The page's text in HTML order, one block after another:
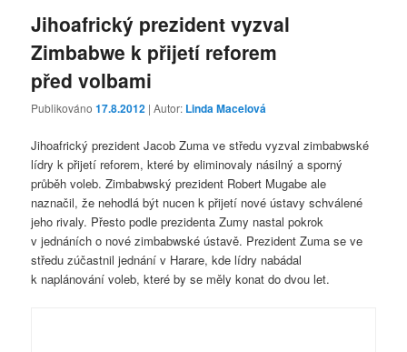
Jihoafrický prezident vyzval
Zimbabwe k přijetí reforem
před volbami
Publikováno17.8.2012 | Autor: Linda Macelová
Jihoafrický prezident Jacob Zuma ve středu vyzval zimbabwské
lídry k přijetí reforem, které by eliminovaly násilný a sporný
průběh voleb. Zimbabwský prezident Robert Mugabe ale
naznačil, že nehodlá být nucen k přijetí nové ústavy schválené
jeho rivaly. Přesto podle prezidenta Zumy nastal pokrok
v jednáních o nové zimbabwské ústavě. Prezident Zuma se ve
středu zúčastnil jednání v Harare, kde lídry nabádal
k naplánování voleb, které by se měly konat do dvou let.